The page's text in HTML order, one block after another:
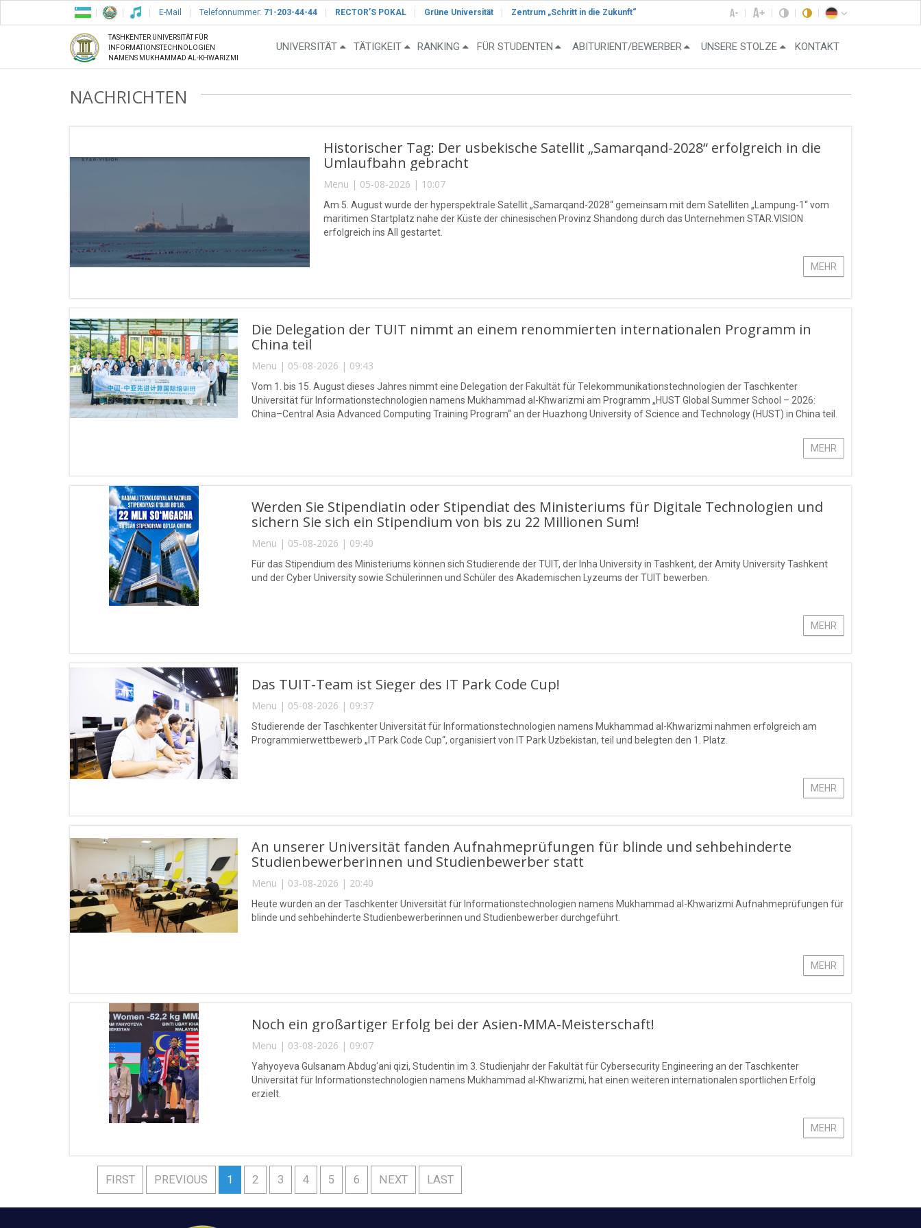
E-Mail Telefonnummer: 71-203-44-44 RECTOR’S POKAL Grüne Universität Zentrum „Schritt in die Zukunft“
TASHKENTER UNIVERSITÄT FÜR
INFORMATIONSTECHNOLOGIEN
NAMENS MUKHAMMAD AL-KHWARIZMI
UNIVERSITÄT TÄTIGKEIT RANKING FÜR STUDENTEN ABITURIENT/BEWERBER UNSERE STOLZE KONTAKT
NACHRICHTEN
Historischer Tag: Der usbekische Satellit „Samarqand-2028“ erfolgreich in die
Umlaufbahn gebracht
Menu | 05-08-2026 | 10:07
Am 5. August wurde der hyperspektrale Satellit „Samarqand-2028“ gemeinsam mit dem Satelliten „Lampung-1“ vom
maritimen Startplatz nahe der Küste der chinesischen Provinz Shandong durch das Unternehmen STAR.VISION
erfolgreich ins All gestartet.
MEHR
Die Delegation der TUIT nimmt an einem renommierten internationalen Programm in
China teil
Menu | 05-08-2026 | 09:43
Vom 1. bis 15. August dieses Jahres nimmt eine Delegation der Fakultät für Telekommunikationstechnologien der Taschkenter
Universität für Informationstechnologien namens Mukhammad al-Khwarizmi am Programm „HUST Global Summer School – 2026:
China–Central Asia Advanced Computing Training Program“ an der Huazhong University of Science and Technology (HUST) in China teil.
MEHR
Werden Sie Stipendiatin oder Stipendiat des Ministeriums für Digitale Technologien und
sichern Sie sich ein Stipendium von bis zu 22 Millionen Sum!
Menu | 05-08-2026 | 09:40
Für das Stipendium des Ministeriums können sich Studierende der TUIT, der Inha University in Tashkent, der Amity University Tashkent
und der Cyber University sowie Schülerinnen und Schüler des Akademischen Lyzeums der TUIT bewerben.
MEHR
Das TUIT-Team ist Sieger des IT Park Code Cup!
Menu | 05-08-2026 | 09:37
Studierende der Taschkenter Universität für Informationstechnologien namens Mukhammad al-Khwarizmi nahmen erfolgreich am
Programmierwettbewerb „IT Park Code Cup“, organisiert von IT Park Uzbekistan, teil und belegten den 1. Platz.
MEHR
An unserer Universität fanden Aufnahmeprüfungen für blinde und sehbehinderte
Studienbewerberinnen und Studienbewerber statt
Menu | 03-08-2026 | 20:40
Heute wurden an der Taschkenter Universität für Informationstechnologien namens Mukhammad al-Khwarizmi Aufnahmeprüfungen für
blinde und sehbehinderte Studienbewerberinnen und Studienbewerber durchgeführt.
MEHR
Noch ein großartiger Erfolg bei der Asien-MMA-Meisterschaft!
Menu | 03-08-2026 | 09:07
Yahyoyeva Gulsanam Abdug‘ani qizi, Studentin im 3. Studienjahr der Fakultät für Cybersecurity Engineering an der Taschkenter
Universität für Informationstechnologien namens Mukhammad al-Khwarizmi, hat einen weiteren internationalen sportlichen Erfolg
erzielt.
MEHR
FIRST PREVIOUS 1 2 3 4 5 6 NEXT LAST